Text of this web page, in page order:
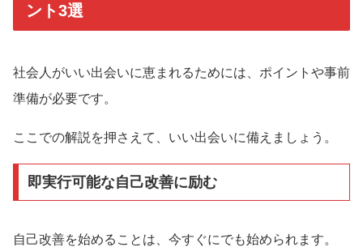
ント3選
社会人がいい出会いに恵まれるためには、ポイントや事前
準備が必要です。
ここでの解説を押さえて、いい出会いに備えましょう。
即実行可能な自己改善に励む
自己改善を始めることは、今すぐにでも始められます。